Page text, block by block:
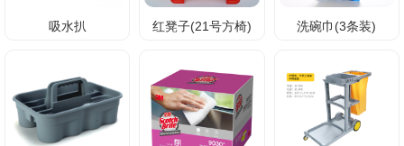
吸水扒 红凳子(21号方椅) 洗碗巾(3条装)